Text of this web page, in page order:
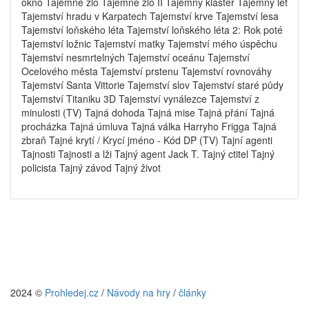
Tajemství hradu v Karpatech Tajemství krve Tajemství lesa
Tajemství loňského léta Tajemství loňského léta 2: Rok poté
Tajemství ložnic Tajemství matky Tajemství mého úspěchu
Tajemství nesmrtelných Tajemství oceánu Tajemství
Ocelového města Tajemství prstenu Tajemství rovnováhy
Tajemství Santa Vittorie Tajemství slov Tajemství staré půdy
Tajemství Titaniku 3D Tajemství vynálezce Tajemství z
minulosti (TV) Tajná dohoda Tajná mise Tajná přání Tajná
procházka Tajná úmluva Tajná válka Harryho Frigga Tajná
zbraň Tajné krytí / Krycí jméno - Kód DP (TV) Tajní agenti
Tajnosti Tajnosti a lži Tajný agent Jack T. Tajný ctitel Tajný
policista Tajný závod Tajný život
2024 © Prohledej.cz / Návody na hry / články